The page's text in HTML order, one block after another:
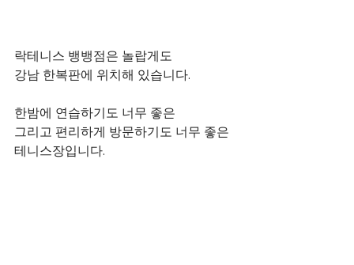
락테니스 뱅뱅점은 놀랍게도
강남 한복판에 위치해 있습니다.
한밤에 연습하기도 너무 좋은
그리고 편리하게 방문하기도 너무 좋은
테니스장입니다.